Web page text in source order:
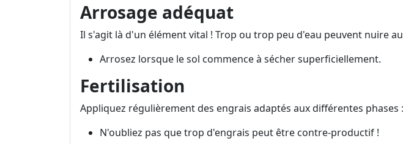
Arrosage adéquat
Il s'agit là d'un élément vital ! Trop ou trop peu d'eau peuvent nuire
Arrosez lorsque le sol commence à sécher superficiellement.
Fertilisation
Appliquez régulièrement des engrais adaptés aux différentes phases :
N'oubliez pas que trop d'engrais peut être contre-productif !